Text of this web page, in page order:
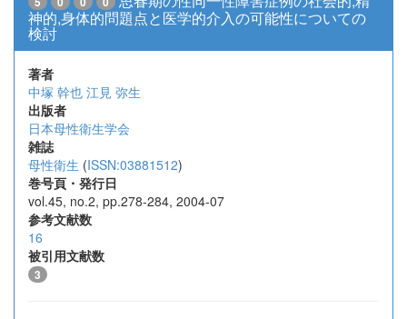
神的,身体的問題点と医学的介入の可能性についての
検討
著者
中塚 幹也 江見 弥生
出版者
日本母性衛生学会
雑誌
母性衛生 (ISSN:03881512)
巻号頁・発行日
vol.45, no.2, pp.278-284, 2004-07
参考文献数
16
被引用文献数
3